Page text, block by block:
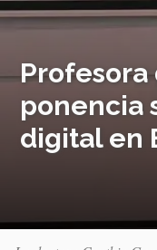
ponencia
digital en